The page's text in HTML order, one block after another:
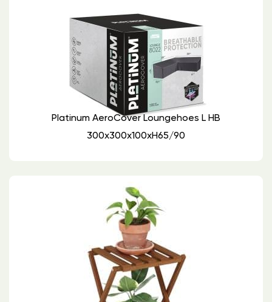
Platinum AeroCover Loungehoes L HB
300x300x100xH65/90